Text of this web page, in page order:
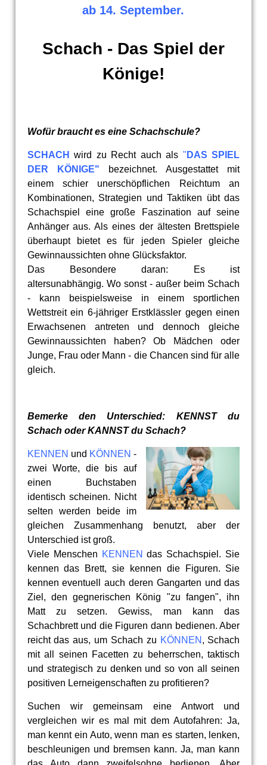
ab 14. September.
Schach - Das Spiel der
Könige!
Wofür braucht es eine Schachschule?
SCHACH wird zu Recht auch als " DAS SPIEL
DER KÖNIGE"
bezeichnet. Ausgestattet mit
einem schier unerschöpflichen Reichtum an
Kombinationen, Strategien und Taktiken übt das
Schachspiel eine große Faszination auf seine
Anhänger aus. Als eines der ältesten Brettspiele
überhaupt bietet es für jeden Spieler gleiche
Gewinnaussichten ohne Glücksfaktor.
Das Besondere daran: Es ist
altersunabhängig. Wo sonst - außer beim Schach
- kann beispielsweise in einem sportlichen
Wettstreit ein 6-jähriger Erstklässler gegen einen
Erwachsenen antreten und dennoch gleiche
Gewinnaussichten haben? Ob Mädchen oder
Junge, Frau oder Mann - die Chancen sind für alle
gleich.
Bemerke den Unterschied: KENNST du
Schach oder KANNST du Schach?
KENNEN und KÖNNEN -
zwei Worte, die bis auf
einen Buchstaben
identisch scheinen. Nicht
selten werden beide im
gleichen Zusammenhang benutzt, aber der
Unterschied ist groß.
Viele Menschen KENNEN das Schachspiel. Sie
kennen das Brett, sie kennen die Figuren. Sie
kennen eventuell auch deren Gangarten und das
Ziel, den gegnerischen König "zu fangen", ihn
Matt zu setzen. Gewiss, man kann das
Schachbrett und die Figuren dann bedienen. Aber
reicht das aus, um Schach zu KÖNNEN , Schach
mit all seinen Facetten zu beherrschen, taktisch
und strategisch zu denken und so von all seinen
positiven Lerneigenschaften zu profitieren?
Suchen wir gemeinsam eine Antwort und
vergleichen wir es mal mit dem Autofahren: Ja,
man kennt ein Auto, wenn man es starten, lenken,
beschleunigen und bremsen kann. Ja, man kann